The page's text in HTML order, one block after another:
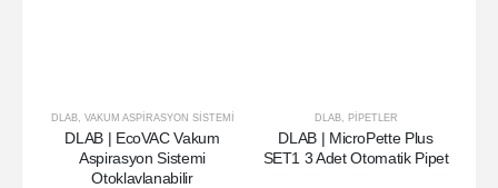
DLAB, VAKUM ASPIRASYON SISTEMI
DLAB | EcoVAC Vakum
Aspirasyon Sistemi
Otoklavlanabilir
DLAB, PIPETLER
DLAB | MicroPette Plus
SET1 3 Adet Otomatik Pipet